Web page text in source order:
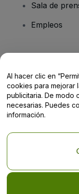
Sala de
Empleos
Centro de
El uso de este sitio
No compartir mi
Al hacer clic en
cookies para mejorar
publicitaria. De modo
necesarias. Puedes
información.